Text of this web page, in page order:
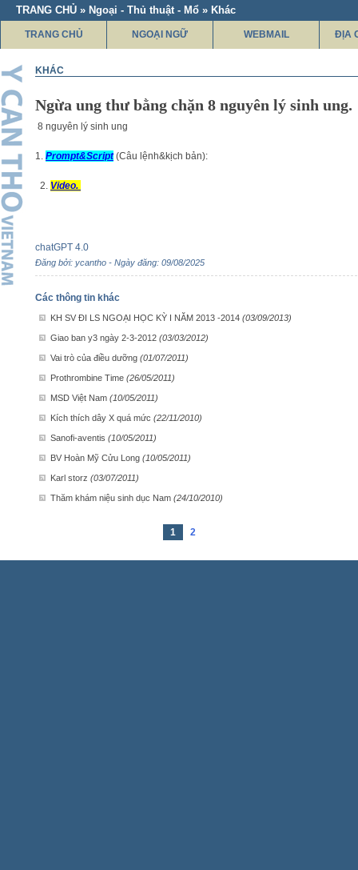
TRANG CHỦ » Ngoại - Thủ thuật - Mổ » Khác
TRANG CHỦ NGOẠI NGỮ WEBMAIL ĐỊA
KHÁC
Ngừa ung thư bằng chặn 8 nguyên lý sinh ung.
8 nguyên lý sinh ung
1. Prompt&Script(Câu lệnh&kịch bản):
2. Video.
chatGPT 4.0
Đăng bởi: ycantho - Ngày đăng: 09/08/2025
Các thông tin khác
KH SV ĐI LS NGOẠI HỌC KỲ I NĂM 2013 -2014 (03/09/2013)
Giao ban y3 ngày 2-3-2012 (03/03/2012)
Vai trò của điều dưỡng (01/07/2011)
Prothrombine Time (26/05/2011)
MSD Việt Nam (10/05/2011)
Kích thích dây X quá mức (22/11/2010)
Sanofi-aventis (10/05/2011)
BV Hoàn Mỹ Cửu Long (10/05/2011)
Karl storz (03/07/2011)
Thăm khám niệu sinh dục Nam (24/10/2010)
1 2